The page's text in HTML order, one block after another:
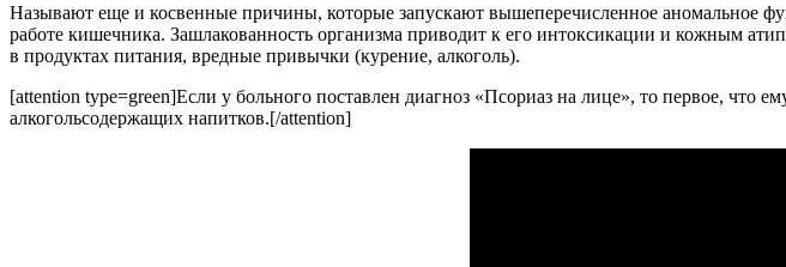
Называют еще и косвенные причины, которые запускают вышеперечисленное аномальное
работе кишечника. Зашлакованность организма приводит к его интоксикации и кожным
в продуктах питания, вредные привычки (курение, алкоголь).
[attention type=green]Если у больного поставлен диагноз «Псориаз на лице», то первое, что
алкогольсодержащих напитков.[/attention]